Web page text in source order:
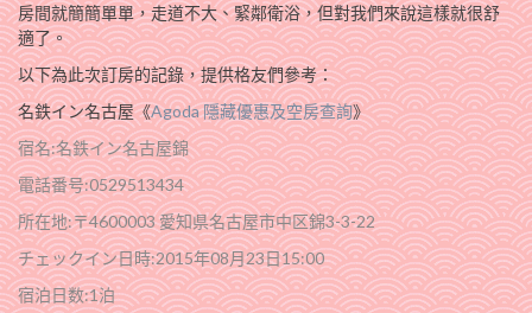
房間就簡簡單單，走道不大、緊鄰衛浴，但對我們來說這樣就很舒
適了。
以下為此次訂房的記錄，提供格友們參考：
名鉄イン名古屋《Agoda 隱藏優惠及空房查詢》
宿名:名鉄イン名古屋錦
電話番号:052­951­3434
所在地:〒460­0003 愛知県名古屋市中区錦3-3-22
チェックイン日時:2015年08月23日15:00
宿泊日数:1泊